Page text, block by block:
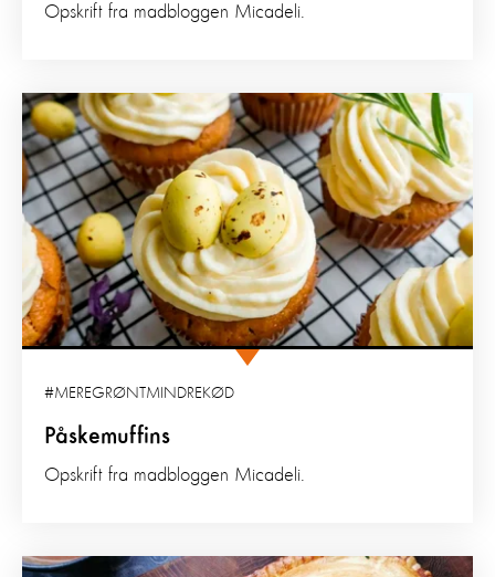
Opskrift fra madbloggen Micadeli.
Påskemuffins
#MEREGRØNTMINDREKØD
Opskrift fra madbloggen Micadeli.